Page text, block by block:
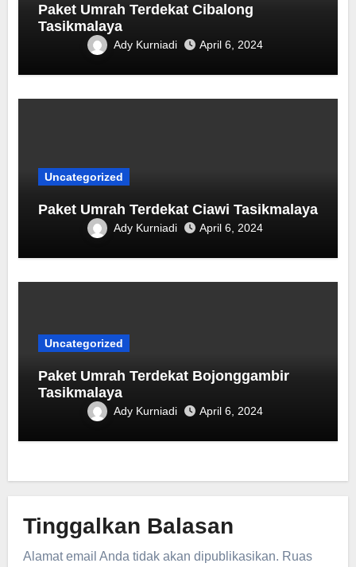
Paket Umrah Terdekat ‎Cibalong
Tasikmalaya
Ady Kurniadi April 6, 2024
Uncategorized
Paket Umrah Terdekat Ciawi Tasikmalaya
Ady Kurniadi April 6, 2024
Uncategorized
Paket Umrah Terdekat ‎Bojonggambir
Tasikmalaya
Ady Kurniadi April 6, 2024
Tinggalkan Balasan
Alamat email Anda tidak akan dipublikasikan. Ruas